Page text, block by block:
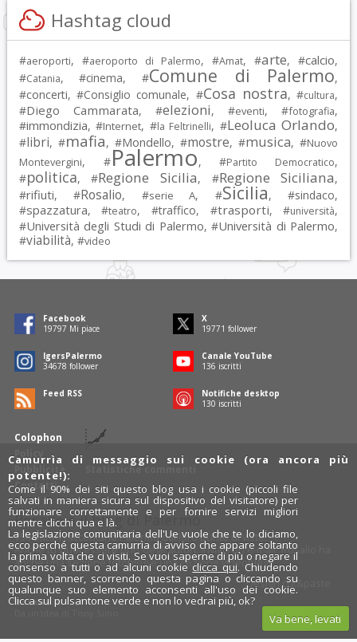
Hashtag cloud
#aeroporti, #aeroporto di Palermo, #Amat, #arte, #calcio,
#Catania, #cinema, #Comune di Palermo,
#concerti, #Consiglio comunale, #Cosa nostra, #cultura,
#Diego Cammarata, #elezioni, #eventi, #fotografia,
#immondizia, #Internet, #la Feltrinelli, #Leoluca Orlando,
#libri, #mafia, #Mondello, #mostre, #musica, #Nuovo
Montevergini, #Palermo, #Partito Democratico,
#politica, #Regione Sicilia, #Regione Siciliana,
#rifiuti, #Rosalio, #serie A, #Sicilia, #sindaco,
#spazzatura, #teatro, #traffico, #trasporti, #università,
#Università degli Studi di Palermo, #Università di Palermo,
#viabilità, #video
Colophon
Policy
Pubblicità
Contatti
Statistiche commenti
Facebook
19797 Mi piace
X
19771 follower
IgersPalermo
34678 follower
Canale YouTube
136 iscritti
Feed RSS
Notifiche desktop
130 iscritti
Rosalio è il blog di Palermo
754 autoriraccontano Palermo dal loro punto di vista.
Anche tu puoi essere uno degli autori: inviaci un' e-mail. Rosalio ha
anche una sezionefotobloge una sezionevideoblog.
Designcut&paste
Rosalio.it
x
Instagram
Camurrìa di messaggio sui cookie (ora ancora più
potente!):
Come il 90% dei siti questo blog usa i cookie (piccoli file
salvati in maniera sicura sul dispositivo del visitatore) per
funzionare correttamente e per fornire servizi migliori
mentre clicchi qua e là.
La legislazione comunitaria dell'Ue vuole che te lo diciamo,
ecco perché questa camurrìa di avviso che appare soltanto
la prima volta che ci visiti. Se vuoi saperne di più o negare il
consenso a tutti o ad alcuni cookie clicca qui. Chiudendo
questo banner, scorrendo questa pagina o cliccando su
qualunque suo elemento acconsenti all'uso dei cookie.
Clicca sul pulsantone verde e non lo vedrai più, ok?
Va bene, levati